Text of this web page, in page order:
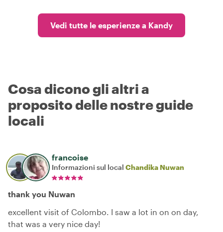
Vedi tutte le esperienze a Kandy
Cosa dicono gli altri a
proposito delle nostre guide
locali
francoise
Informazioni sul local Chandika Nuwan
thank you Nuwan
excellent visit of Colombo. I saw a lot in on on day,
that was a very nice day!